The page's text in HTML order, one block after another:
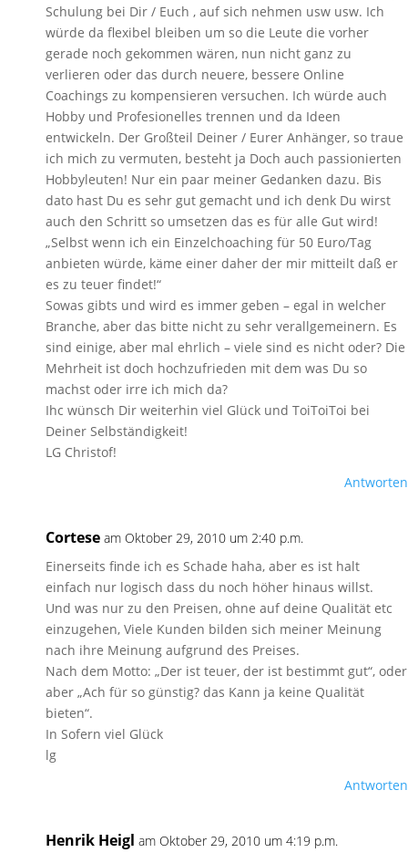
Schulung bei Dir / Euch , auf sich nehmen usw usw. Ich
würde da flexibel bleiben um so die Leute die vorher
gerade noch gekommen wären, nun nicht ganz zu
verlieren oder das durch neuere, bessere Online
Coachings zu kompensieren versuchen. Ich würde auch
Hobby und Profesionelles trennen und da Ideen
entwickeln. Der Großteil Deiner / Eurer Anhänger, so traue
ich mich zu vermuten, besteht ja Doch auch passionierten
Hobbyleuten! Nur ein paar meiner Gedanken dazu. Bis
dato hast Du es sehr gut gemacht und ich denk Du wirst
auch den Schritt so umsetzen das es für alle Gut wird!
„Selbst wenn ich ein Einzelchoaching für 50 Euro/Tag
anbieten würde, käme einer daher der mir mitteilt daß er
es zu teuer findet!“
Sowas gibts und wird es immer geben – egal in welcher
Branche, aber das bitte nicht zu sehr verallgemeinern. Es
sind einige, aber mal ehrlich – viele sind es nicht oder? Die
Mehrheit ist doch hochzufrieden mit dem was Du so
machst oder irre ich mich da?
Ihc wünsch Dir weiterhin viel Glück und ToiToiToi bei
Deiner Selbständigkeit!
LG Christof!
Antworten
Cortese am Oktober 29, 2010 um 2:40 p.m.
Einerseits finde ich es Schade haha, aber es ist halt
einfach nur logisch dass du noch höher hinaus willst.
Und was nur zu den Preisen, ohne auf deine Qualität etc
einzugehen, Viele Kunden bilden sich meiner Meinung
nach ihre Meinung aufgrund des Preises.
Nach dem Motto: „Der ist teuer, der ist bestimmt gut“, oder
aber „Ach für so günstig? das Kann ja keine Qualität
bieten“.
In Sofern viel Glück
lg
Antworten
Henrik Heigl am Oktober 29, 2010 um 4:19 p.m.